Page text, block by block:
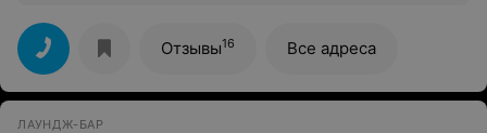
Отзывы16 Все адреса
ЛАУНДЖ-БАР